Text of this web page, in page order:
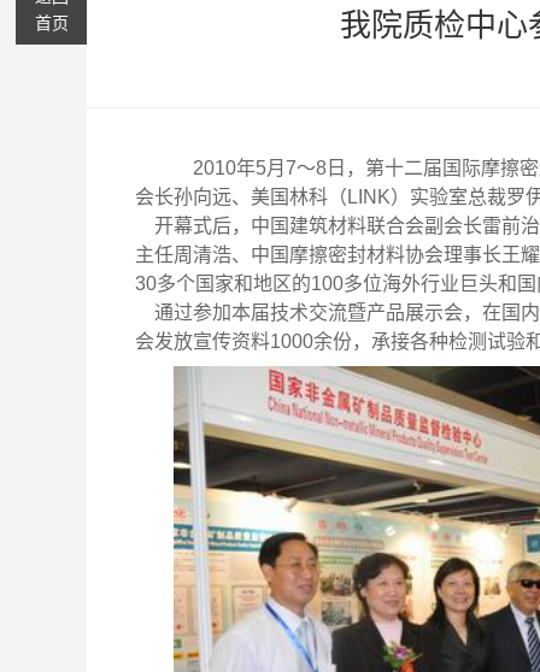
首页
我院质检中心
2010年5月7～8日，第十二届国际摩擦
会长孙向远、美国林科（LINK）实验室总裁罗
开幕式后，中国建筑材料联合会副会长雷前
主任周清浩、中国摩擦密封材料协会理事长王
30多个国家和地区的100多位海外行业巨头和
通过参加本届技术交流暨产品展示会，在国
会发放宣传资料1000余份，承接各种检测试验